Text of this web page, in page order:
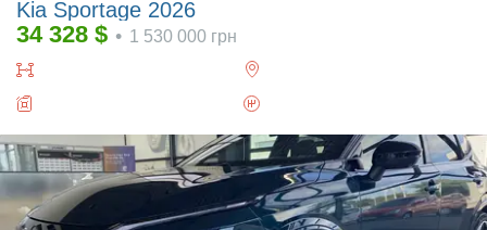
Kia Sportage 2026
34 328 $ • 1 530 000 грн